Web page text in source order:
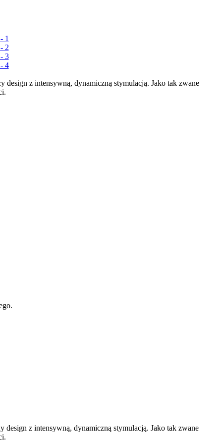
z intensywną, dynamiczną stymulacją. Jako tak zwane
z intensywną, dynamiczną stymulacją. Jako tak zwane